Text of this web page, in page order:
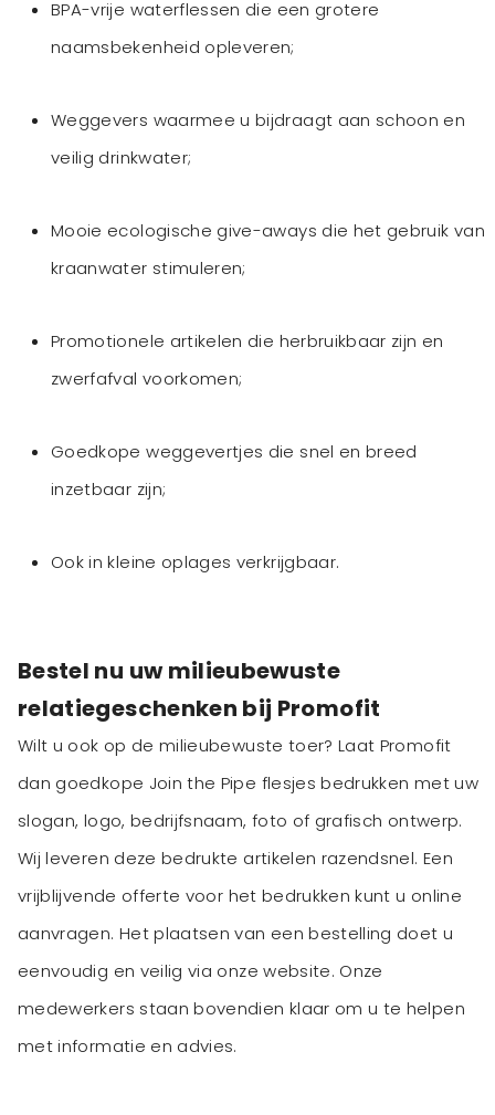
BPA-vrije waterflessen die een grotere
naamsbekenheid opleveren;
Weggevers waarmee u bijdraagt aan schoon en
veilig drinkwater;
Mooie ecologische give-aways die het gebruik van
kraanwater stimuleren;
Promotionele artikelen die herbruikbaar zijn en
zwerfafval voorkomen;
Goedkope weggevertjes die snel en breed
inzetbaar zijn;
Ook in kleine oplages verkrijgbaar.
Bestel nu uw milieubewuste
relatiegeschenken bij Promofit
Wilt u ook op de milieubewuste toer? Laat Promofit
dan goedkope Join the Pipe flesjes bedrukken met uw
slogan, logo, bedrijfsnaam, foto of grafisch ontwerp.
Wij leveren deze bedrukte artikelen razendsnel. Een
vrijblijvende offerte voor het bedrukken kunt u online
aanvragen. Het plaatsen van een bestelling doet u
eenvoudig en veilig via onze website. Onze
medewerkers staan bovendien klaar om u te helpen
met informatie en advies.